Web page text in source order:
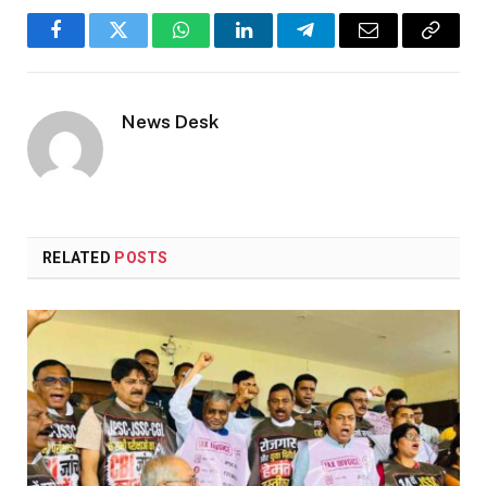
FacebookTwitter WhatsAppLinkedInTelegramEmail
Copy
News Desk
RELATED POSTS